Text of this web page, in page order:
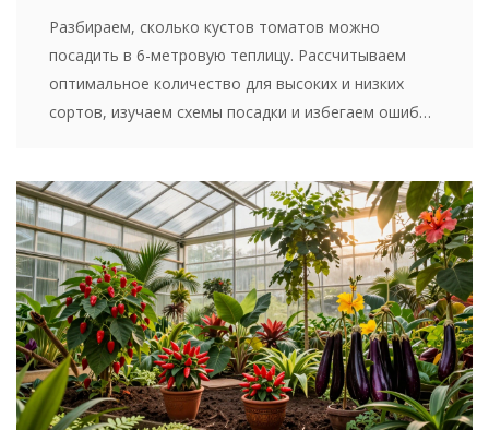
Разбираем, сколько кустов томатов можно
посадить в 6-метровую теплицу. Рассчитываем
оптимальное количество для высоких и низких
сортов, изучаем схемы посадки и избегаем ошибок